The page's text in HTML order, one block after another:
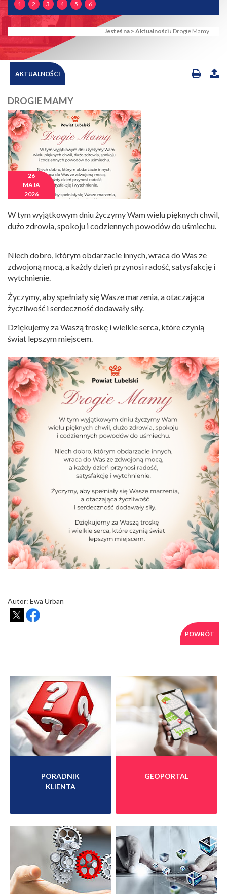
1 2 3 4 5 6
Jesteś na > Aktualności › Drogie Mamy
AKTUALNOŚCI
DROGIE MAMY
26
MAJA
2026
W tym wyjątkowym dniu życzymy Wam wielu pięknych chwil,
dużo zdrowia, spokoju i codziennych powodów do uśmiechu.
Niech dobro, którym obdarzacie innych, wraca do Was ze
zdwojoną mocą, a każdy dzień przynosi radość, satysfakcję i
wytchnienie.
Życzymy, aby spełniały się Wasze marzenia, a otaczająca
życzliwość i serdeczność dodawały siły.
Dziękujemy za Waszą troskę i wielkie serca, które czynią
świat lepszym miejscem.
Autor: Ewa Urban
POWRÓT
PORADNIK
KLIENTA
GEOPORTAL